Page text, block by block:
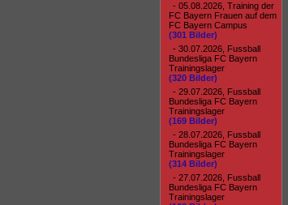
- 05.08.2026, Training der
FC Bayern Frauen auf dem
FC Bayern Campus
(301 Bilder)
- 30.07.2026, Fussball
Bundesliga FC Bayern
Trainingslager
(320 Bilder)
- 29.07.2026, Fussball
Bundesliga FC Bayern
Trainingslager
(169 Bilder)
- 28.07.2026, Fussball
Bundesliga FC Bayern
Trainingslager
(314 Bilder)
- 27.07.2026, Fussball
Bundesliga FC Bayern
Trainingslager